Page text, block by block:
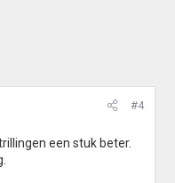
#4
een stuk beter.